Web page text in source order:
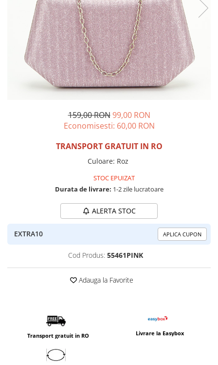
Incaltamine primavara-vara piele
Imbracaminte
Camasi si topuri
Blugi si pantaloni
Fuste
Pulovere si cardigane
159,00 RON 99,00 RON
Economisesti: 60,00 RON
TRANSPORT GRATUIT IN RO
Culoare: Roz
STOC EPUIZAT
Durata de livrare: 1-2 zile lucratoare
ALERTA STOC
EXTRA10 APLICA CUPON
Cod Produs: 55461PINK
Adauga la Favorite
Transport gratuit in RO Livrare la Easybox